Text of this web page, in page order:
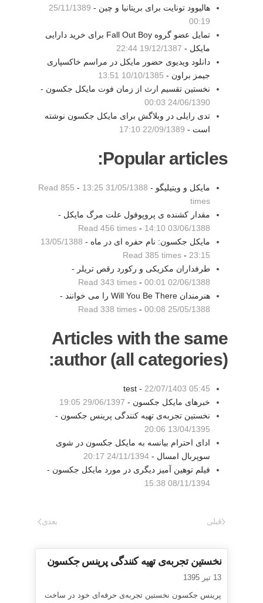
هالیوود تونایت برای بریتانیا و چین - 25/11/1389
00:19
تمایل عضو گروه Fall Out Boy برای خرید دارایی
مایکل - 19/12/1387 22:44
دانلود ویدیوی حضور مایکل در مراسم خاکسپاری
جیمز براون - 10/10/1385 13:51
نخستین تقسیم ارث از زمان فوت مایکل جکسون -
24/06/1390 00:03
تدی رایلی در وبلاگش برای مایکل جکسون نوشته
است - 22/09/1389 17:10
Popular articles:
مایکل و ویتیلیگو - 31/05/1388 13:25
-
Read 855
times
مقدار کشنده ی پروپوفول علت مرگ مایکل -
03/06/1388 14:10
-
Read 456 times
مایکل جکسون: نام حفره ای در ماه - 13/05/1388
23:15
-
Read 385 times
طرفداران مکزیکی و رکورد رقص تریلر -
02/06/1388 00:01
-
Read 343 times
هنرمندان Will You Be There را می خوانند -
25/05/1388 00:08
-
Read 338 times
Articles with the same
author (all categories):
test - 22/07/1403 05:45
خبرهای مایکل جکسون - 29/06/1397 19:05
نخستین تجربه‌ی تهیه کنندگی پرینس جکسون -
13/04/1395 20:06
ادای احترام بیانسه به مایکل جکسون در شوی
سوپربال امسال - 24/11/1394 20:17
فیلم توهین آمیز دیگری در مورد مایکل جکسون -
08/11/1394 15:38
قبلی بعدی
نخستین تجربه‌ی تهیه کنندگی پرینس جکسون
13 تیر 1395
پرینس جکسون نخستین تجربه‌ی حرفه‌ای خود در ساخت